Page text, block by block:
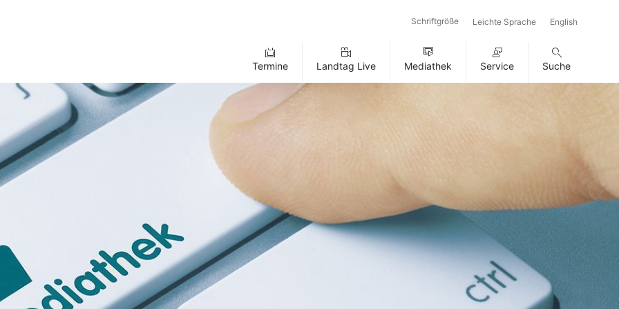
Schriftgröße Leichte Sprache English
Termine Landtag Live Mediathek Service Suche